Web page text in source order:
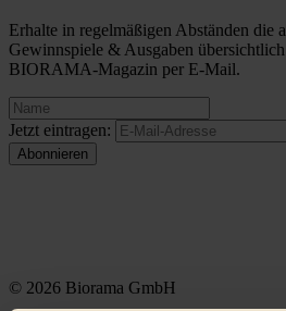
Erhalte in regelmäßigen Abständen die
Gewinnspiele & Ausgaben
BIORAMA-Magazin per E-Mail.
Jetzt eintragen:
© 2026 Biorama GmbH